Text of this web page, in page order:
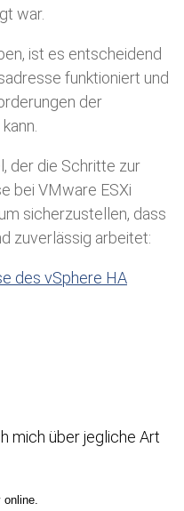
war.
ist es entscheidend
funktioniert und
der
der die Schritte zur
bei VMware ESXi
sicherzustellen, dass
zuverlässig arbeitet:
des vSphere HA
mich über jegliche Art